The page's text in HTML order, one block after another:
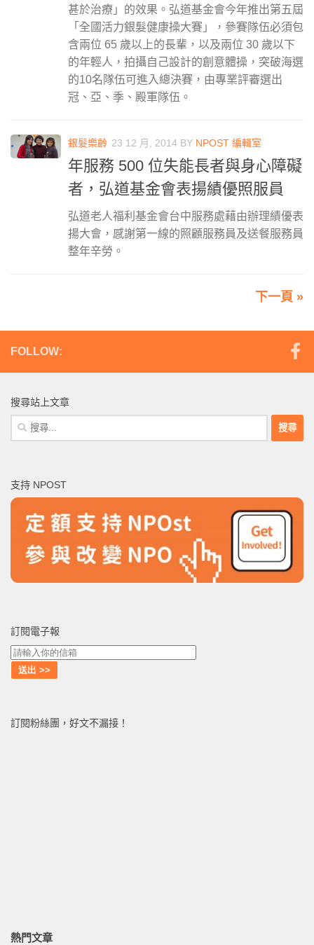
甚於治療」的效果。弘道基金會今年推出第五屆
「全國活力銀髮健康操大賽」，參賽隊伍必須包
含兩位 65 歲以上的長輩，以及兩位 30 歲以下
的年輕人，拍攝自己設計的創意體操，突破海選
的10名隊伍可進入總決賽，由專業評審選出
冠、亞、季、殿軍隊伍。
銀髮樂齡 23 12 月, 2014 BY NPOST 編輯室
年服務 500 位失能長者與身心障礙
者，弘道基金會表揚績優照服員
弘道老人福利基金會台中服務處藉由辦理績優表
揚大會，感謝第一線的照顧服務員及送餐服務員
整年辛勞。
下一頁 »
FOLLOW:
搜尋站上文章
搜
尋
字:
支持 NPOST
訂閱電子報
訂閱粉絲團，好文不漏接！
熱門文章